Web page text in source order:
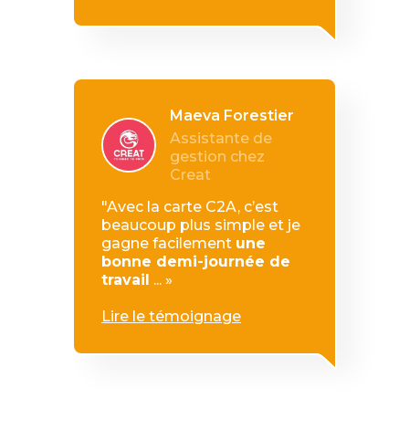
Maeva Forestier
Assistante de
gestion chez
Creat
"Avec la carte C2A, c’est
beaucoup plus simple et je
gagne facilement une
bonne demi-journée de
travail ... »
Lire le témoignage